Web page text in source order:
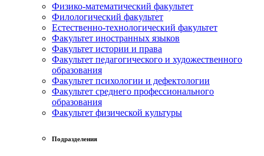
Физико-математический факультет
Филологический факультет
Естественно-технологический факультет
Факультет иностранных языков
Факультет истории и права
Факультет педагогического и художественного
образования
Факультет психологии и дефектологии
Факультет среднего профессионального
образования
Факультет физической культуры
Подразделения